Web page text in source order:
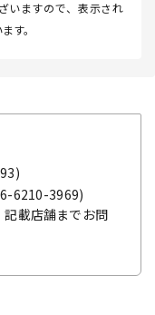
いますので、表示され
す。
6210-3969)
載店舗までお問